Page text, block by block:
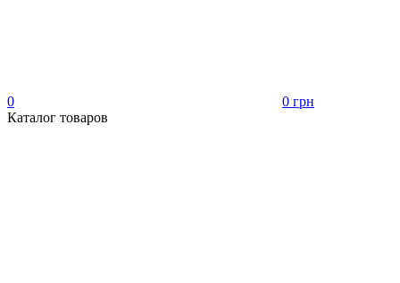
0
0 грн
Каталог товаров